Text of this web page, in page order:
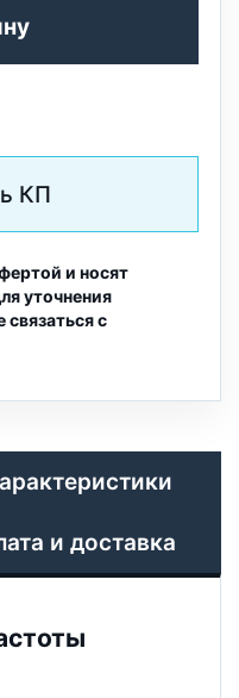
КП
и носят
уточнения
с
и доставка